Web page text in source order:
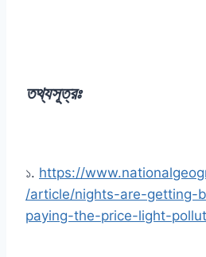
তথ্যসূত্রঃ
১. https://
/article/nights-are-getting-
paying-the-price-light-